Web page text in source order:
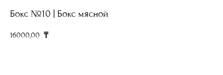
Бокс №10 | Бокс мясной
16000,00 ₸